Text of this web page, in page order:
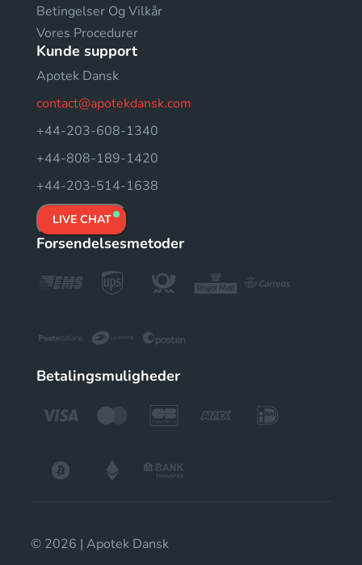
Betingelser Og Vilkår
Vores Procedurer
Kunde support
Apotek Dansk
contact@apotekdansk.com
+44-203-608-1340
+44-808-189-1420
+44-203-514-1638
LIVE CHAT
Forsendelsesmetoder
Betalingsmuligheder
© 2026 | Apotek Dansk